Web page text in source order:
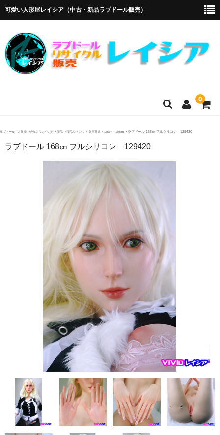
可愛い人形屋レイシア（中古・新品ラブドール販売）
0
ホーム
メーカー・販売代理店
フレンド技研（ミクロメイド）
人造人RZR DOLL
Sino DOLL
XYcolo Doll
WM DOLL
KISS DOLL
DOLLHOUSE168
JY DOLL
ラブドール中古販売・処分ならレイシア > 商品 > 商品ジャンル > 身長選択 > 155cm～160cm > ラブドール 168㎝ フルシリコン 129420
ラブドール 168㎝ フルシリコン 129420